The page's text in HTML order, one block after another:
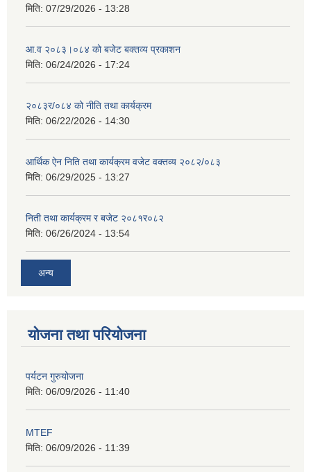
मिति: 07/29/2026 - 13:28
आ.व २०८३।०८४ को बजेट बक्तव्य प्रकाशन
मिति: 06/24/2026 - 17:24
२०८३र/०८४ को नीति तथा कार्यक्रम
मिति: 06/22/2026 - 14:30
आर्थिक ऐन निति तथा कार्यक्रम वजेट वक्तव्य २०८२/०८३
मिति: 06/29/2025 - 13:27
निती तथा कार्यक्रम र बजेट २०८१र०८२
मिति: 06/26/2024 - 13:54
अन्य
योजना तथा परियोजना
पर्यटन गुरुयोजना
मिति: 06/09/2026 - 11:40
MTEF
मिति: 06/09/2026 - 11:39